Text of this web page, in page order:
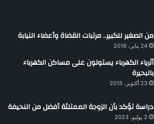
من الصغير للكبير.. مرتبات القضاة وأعضاء النيابة
24 يناير، 2016
أثرياء الكهرباء يستولون على مساكن الكهرباء
بالبحيرة
23 أكتوبر، 2015
دراسة تؤكد بأن الزوجة الممتلئة أفضل من النحيفة
2 يوليو، 2023